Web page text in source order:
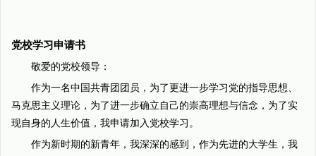
党校学习申请书
敬爱的党校领导：
作为一名中国共青团团员，为了更进一步学习党的指导思想、
马克思主义理论，为了进一步确立自己的崇高理想与信念，为了实
现自身的人生价值，我申请加入党校学习。
作为新时期的新青年，我深深的感到，作为先进的大学生，我